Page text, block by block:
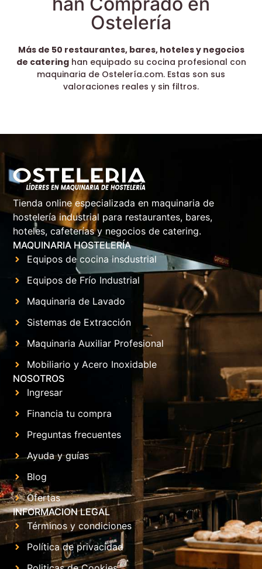
Ostelería
Más de 50 restaurantes, bares, hoteles y negocios
de cateringhan equipado su cocina profesional con
maquinaria de Ostelería.com. Estas son sus
valoraciones reales y sin filtros.
Tienda online especializada en maquinaria de
hostelería industrial para restaurantes, bares,
hoteles, cafeterías y negocios de catering.
MAQUINARIA HOSTELERÍA
Equipos de cocina insdustrial
Equipos de Frío Industrial
Maquinaria de Lavado
Sistemas de Extracción
Maquinaria Auxiliar Profesional
Mobiliario y Acero Inoxidable
NOSOTROS
Ingresar
Financia tu compra
Preguntas frecuentes
Ayuda y guías
Blog
Ofertas
INFORMACION LEGAL
Términos y condiciones
Política de privacidad